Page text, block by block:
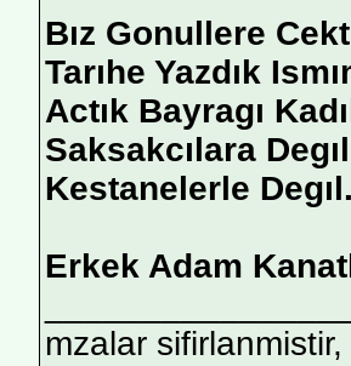
Bız Gonullere
Tarıhe Yazdık
Actık Bayragı
Saksakcılara
Kestanelerle
Erkek Adam
mzalar